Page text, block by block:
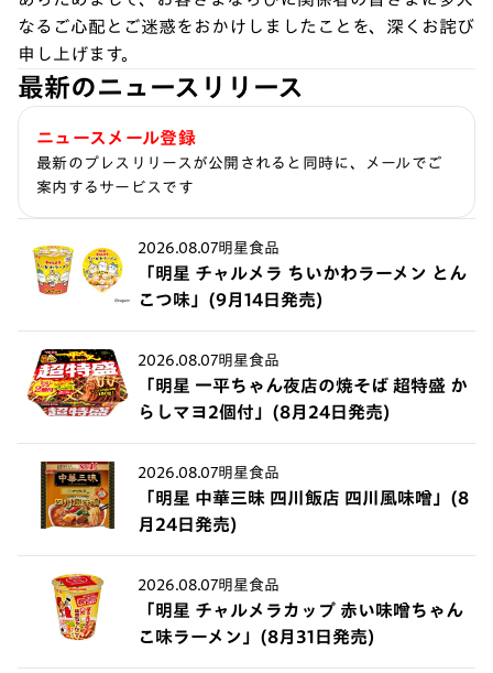
なるご心配とご迷惑をおかけしましたことを、深くお詫び
申し上げます。
最新のニュースリリース
ニュースメール登録
最新のプレスリリースが公開されると同時に、メールでご
案内するサービスです
2026.08.07明星食品
「明星 チャルメラ ちいかわラーメン とん
こつ味」(9月14日発売)
2026.08.07明星食品
「明星 一平ちゃん夜店の焼そば 超特盛 か
らしマヨ2個付」(8月24日発売)
2026.08.07明星食品
「明星 中華三昧 四川飯店 四川風味噌」(8
月24日発売)
2026.08.07明星食品
「明星 チャルメラカップ 赤い味噌ちゃん
こ味ラーメン」(8月31日発売)